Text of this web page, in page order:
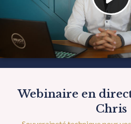
Webinaire en
Chris